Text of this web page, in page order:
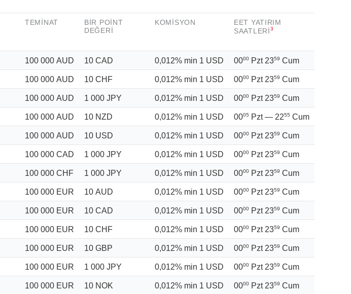
TEMINAT
BIR POINT
DEĞERI
KOMISYON
EET YATIRIM
SAATLERI3
100 000 AUD 10 CAD 0,012% min 1 USD 0000 Pzt 2359 Cum
100 000 AUD 10 CHF 0,012% min 1 USD 0000 Pzt 2359 Cum
100 000 AUD 1 000 JPY 0,012% min 1 USD 0000 Pzt 2359 Cum
100 000 AUD 10 NZD 0,012% min 1 USD 0005 Pzt — 2255 Cum
100 000 AUD 10 USD 0,012% min 1 USD 0000 Pzt 2359 Cum
100 000 CAD 1 000 JPY 0,012% min 1 USD 0000 Pzt 2359 Cum
100 000 CHF 1 000 JPY 0,012% min 1 USD 0000 Pzt 2359 Cum
100 000 EUR 10 AUD 0,012% min 1 USD 0000 Pzt 2359 Cum
100 000 EUR 10 CAD 0,012% min 1 USD 0000 Pzt 2359 Cum
100 000 EUR 10 CHF 0,012% min 1 USD 0000 Pzt 2359 Cum
100 000 EUR 10 GBP 0,012% min 1 USD 0000 Pzt 2359 Cum
100 000 EUR 1 000 JPY 0,012% min 1 USD 0000 Pzt 2359 Cum
100 000 EUR 10 NOK 0,012% min 1 USD 0000 Pzt 2359 Cum